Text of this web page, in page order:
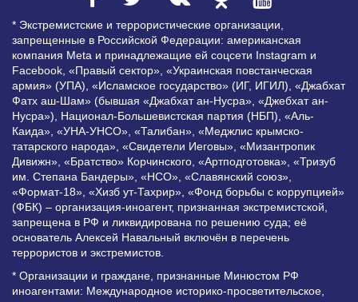
* Экстремистские и террористические организации,
запрещенные в Российской Федерации: американская
компания Meta и принадлежащие ей соцсети Instagram и
Facebook, «Правый сектор», «Украинская повстанческая
армия» (УПА), «Исламское государство» (ИГ, ИГИЛ), «Джабхат
Фатх аш-Шам» (бывшая «Джабхат ан-Нусра», «Джебхат ан-
Нусра»), Национал-Большевистская партия (НБП), «Аль-
Каида», «УНА-УНСО», «Талибан», «Меджлис крымско-
татарского народа», «Свидетели Иеговы», «Мизантропик
Дивижн», «Братство» Корчинского, «Артподготовка», «Тризуб
им. Степана Бандеры», «НСО», «Славянский союз»,
«Формат-18», «Хизб ут-Тахрир», «Фонд борьбы с коррупцией»
(ФБК) – организация-иноагент, признанная экстремистской,
запрещена в РФ и ликвидирована по решению суда; её
основатель Алексей Навальный включён в перечень
террористов и экстремистов.
* Организации и граждане, признанные Минюстом РФ
иноагентами: Международное историко-просветительское,